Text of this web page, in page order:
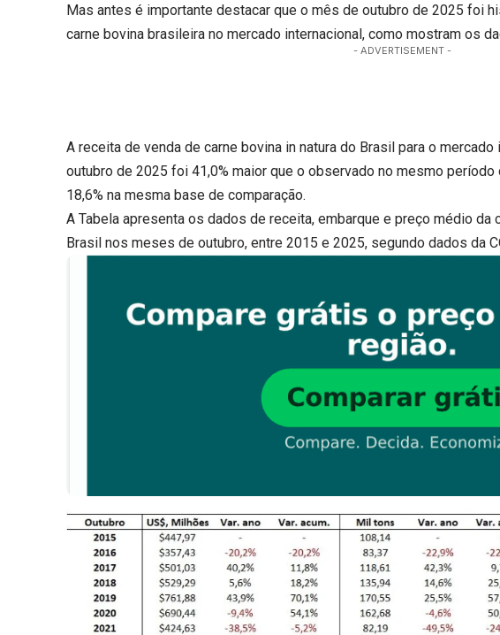
Mas antes é importante destacar que o mês de outubro de 2025 foi
carne bovina brasileira no mercado internacional, como mostram os
- ADVERTISEMENT -
A receita de venda de carne bovina in natura do Brasil para o
outubro de 2025 foi 41,0% maior que o observado no mesmo
18,6% na mesma base de comparação.
A Tabela apresenta os dados de receita, embarque e preço médio da
Brasil nos meses de outubro, entre 2015 e 2025, segundo dados da